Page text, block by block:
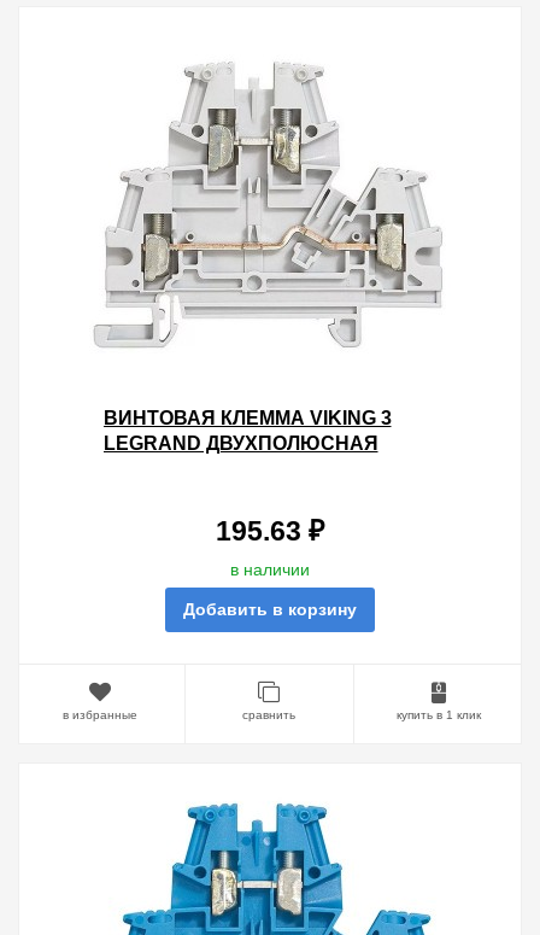
ВИНТОВАЯ КЛЕММА VIKING 3
LEGRAND ДВУХПОЛЮСНАЯ
195.63 ₽
в наличии
Добавить в корзину
в избранные сравнить купить в 1 клик